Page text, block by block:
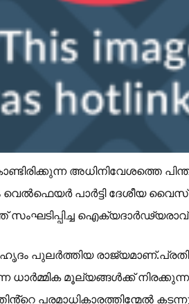
അധിനിവേശത്തെ
പാർട്ടി ദേശീയ
സംഘടിപ്പിച്ച
പുലർത്തിയ
മൂല്യങ്ങൾക്ക്
പരമാധികാരത്തിന്മേൽ